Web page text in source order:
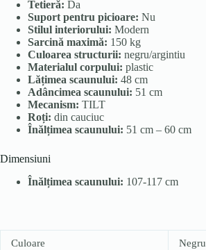
Tetieră: Da
Suport pentru picioare: Nu
Stilul interiorului: Modern
Sarcină maximă: 150 kg
Culoarea structurii: negru/argintiu
Materialul corpului: plastic
Lățimea scaunului: 48 cm
Adâncimea scaunului: 51 cm
Mecanism: TILT
Roți: din cauciuc
Înălțimea scaunului: 51 cm – 60 cm
Dimensiuni
Înălțimea scaunului: 107-117 cm
Culoare Negru